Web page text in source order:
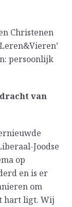
Christenen
persoonlijk
van
Joodse
op
en is er
om
hart ligt. Wij